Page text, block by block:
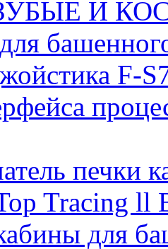
И
F-
печки
Tracing ll
для